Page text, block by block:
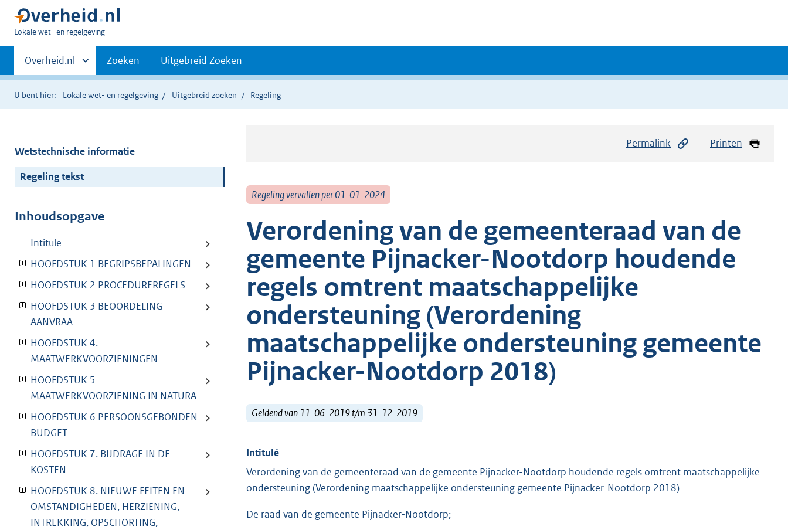
U
hier:
Lokale wet- en regelgeving
Primaire
navigatie
Andere
sites
binnen
Overheid.nl Zoeken Uitgebreid Zoeken
U bent hier: Lokale wet- en regelgeving Uitgebreid zoeken Regeling
Wetstechnische informatie
Regeling tekst
Inhoudsopgave
Intitule
HOOFDSTUK 1 BEGRIPSBEPALINGEN
HOOFDSTUK 2 PROCEDUREREGELS
HOOFDSTUK 3 BEOORDELING
AANVRAA
HOOFDSTUK 4.
MAATWERKVOORZIENINGEN
HOOFDSTUK 5
MAATWERKVOORZIENING IN NATURA
HOOFDSTUK 6 PERSOONSGEBONDEN
BUDGET
HOOFDSTUK 7. BIJDRAGE IN DE
KOSTEN
HOOFDSTUK 8. NIEUWE FEITEN EN
OMSTANDIGHEDEN, HERZIENING,
INTREKKING, OPSCHORTING,
Permalink Printen
Regeling vervallen per 01-01-2024
Verordening van de gemeenteraad van de
gemeente Pijnacker-Nootdorp houdende
regels omtrent maatschappelijke
ondersteuning (Verordening
maatschappelijke ondersteuning gemeente
Pijnacker-Nootdorp 2018)
Geldend van 11-06-2019 t/m 31-12-2019
Intitulé
Verordening van de gemeenteraad van de gemeente Pijnacker-Nootdorp houdende regels omtrent maatschappelijke
ondersteuning (Verordening maatschappelijke ondersteuning gemeente Pijnacker-Nootdorp 2018)
De raad van de gemeente Pijnacker-Nootdorp;